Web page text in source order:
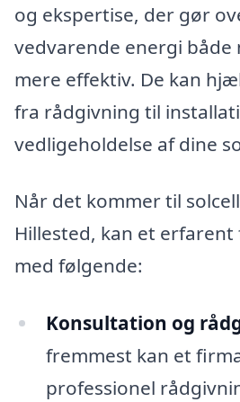
og ekspertise, der gør
vedvarende energi både
mere effektiv. De kan
fra rådgivning til
vedligeholdelse af dine
Når det kommer til
Hillested, kan et
med følgende:
Konsultation og
fremmest kan et
professionel